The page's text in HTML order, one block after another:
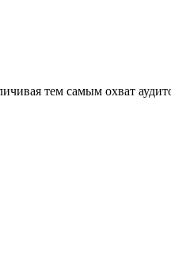
тем самым охват